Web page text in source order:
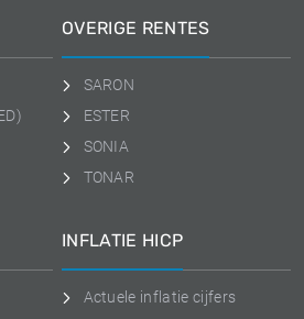
OVERIGE RENTES
SARON
ESTER
SONIA
TONAR
INFLATIE HICP
Actuele inflatie cijfers